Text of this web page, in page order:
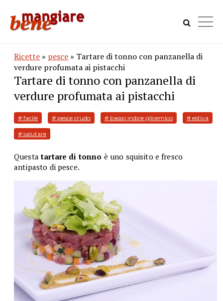
Ricette » pesce » Tartare di tonno con panzanella di
verdure profumata ai pistacchi
Tartare di tonno con panzanella di
verdure profumata ai pistacchi
# facile # pesce crudo # basso indice glicemico # estiva
# salutare
Questatartare di tonno è uno squisito e fresco
antipasto di pesce.